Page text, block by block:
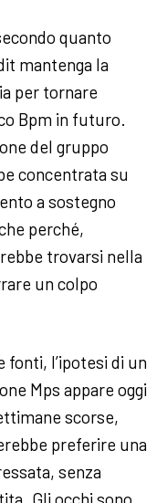
quanto
mantenga la
per tornare
Bpm in futuro.
del gruppo
concentrata su
a sostegno
perché,
trovarsi nella
un colpo
fonti, l’ipotesi di un
Mps appare oggi
scorse,
preferire una
senza
Gli occhi sono